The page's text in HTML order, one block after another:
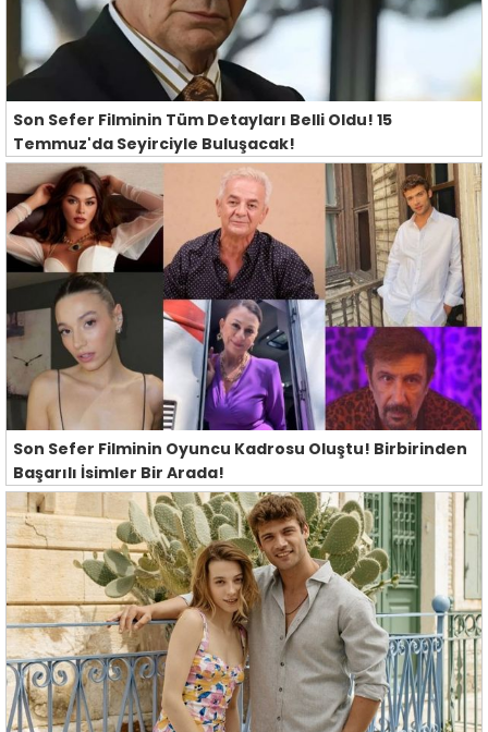
Son Sefer Filminin Tüm Detayları Belli Oldu! 15
Temmuz'da Seyirciyle Buluşacak!
Son Sefer Filminin Oyuncu Kadrosu Oluştu! Birbirinden
Başarılı İsimler Bir Arada!